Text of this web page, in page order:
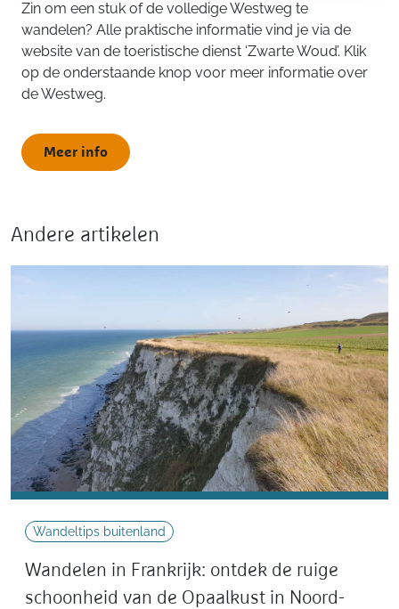
Zin om een stuk of de volledige Westweg te
wandelen? Alle praktische informatie vind je via de
website van de toeristische dienst ‘Zwarte Woud’. Klik
op de onderstaande knop voor meer informatie over
de Westweg.
Meer info
Andere artikelen
Wandeltips buitenland
Wandelen in Frankrijk: ontdek de ruige
schoonheid van de Opaalkust in Noord-